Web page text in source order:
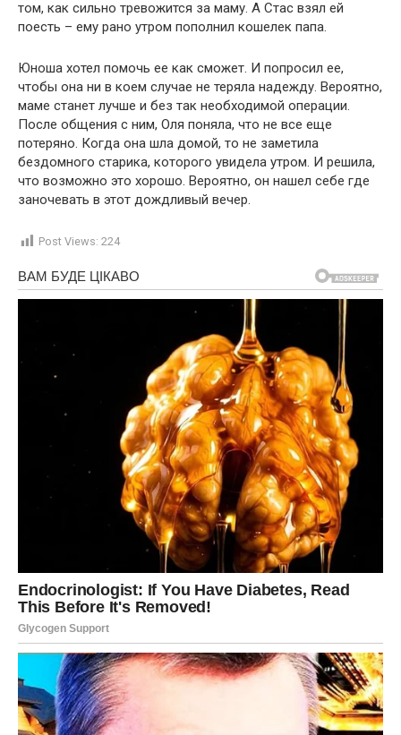
том, как сильно тревожится за маму. А Стас взял ей
поесть – ему рано утром пополнил кошелек папа.
Юноша хотел помочь ее как сможет. И попросил ее,
чтобы она ни в коем случае не теряла надежду. Вероятно,
маме станет лучше и без так необходимой операции.
После общения с ним, Оля поняла, что не все еще
потеряно. Когда она шла домой, то не заметила
бездомного старика, которого увидела утром. И решила,
что возможно это хорошо. Вероятно, он нашел себе где
заночевать в этот дождливый вечер.
Post Views: 224